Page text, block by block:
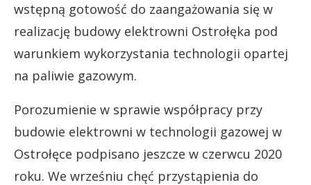
wstępną gotowość do zaangażowania się w
realizację budowy elektrowni Ostrołęka pod
warunkiem wykorzystania technologii opartej
na paliwie gazowym.
Porozumienie w sprawie współpracy przy
budowie elektrowni w technologii gazowej w
Ostrołęce podpisano jeszcze w czerwcu 2020
roku. We wrześniu chęć przystąpienia do